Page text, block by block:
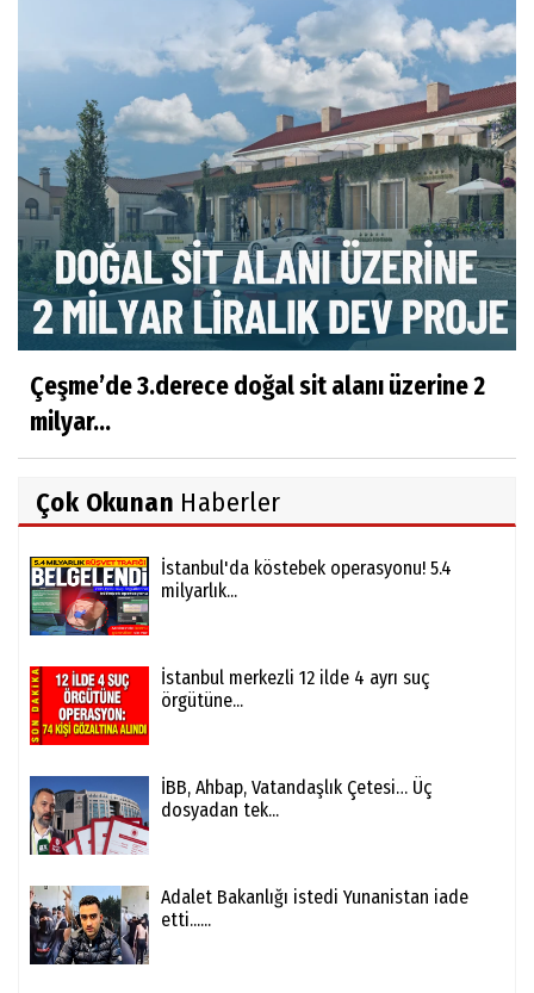
Çeşme’de 3.derece doğal sit alanı üzerine 2
milyar...
Çok Okunan Haberler
İstanbul'da köstebek operasyonu! 5.4
milyarlık...
İstanbul merkezli 12 ilde 4 ayrı suç
örgütüne...
İBB, Ahbap, Vatandaşlık Çetesi… Üç
dosyadan tek...
Adalet Bakanlığı istedi Yunanistan iade
etti......